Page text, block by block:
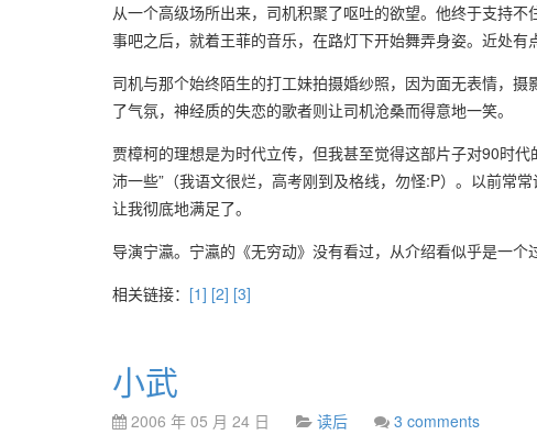
从一个高级场所出来，司机积聚了呕吐的欲望。他终于支持
事吧之后，就着王菲的音乐，在路灯下开始舞弄身姿。近处
司机与那个始终陌生的打工妹拍摄婚纱照，因为面无表情，
了气氛，神经质的失恋的歌者则让司机沧桑而得意地一笑。
贾樟柯的理想是为时代立传，但我甚至觉得这部片子对90时
沛一些”（我语文很烂，高考刚到及格线，勿怪:P）。以前常
让我彻底地满足了。
导演宁瀛。宁瀛的《无穷动》没有看过，从介绍看似乎是一个
相关链接： [1] [2] [3]
小武
2006 年 05 月 24 日 读后
3 comments